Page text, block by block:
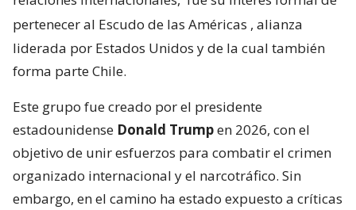
pertenecer al Escudo de las Américas , alianza
liderada por Estados Unidos y de la cual también
forma parte Chile.
Este grupo fue creado por el presidente
estadounidense Donald Trumpen 2026, con el
objetivo de unir esfuerzos para combatir el crimen
organizado internacional y el narcotráfico. Sin
embargo, en el camino ha estado expuesto a críticas